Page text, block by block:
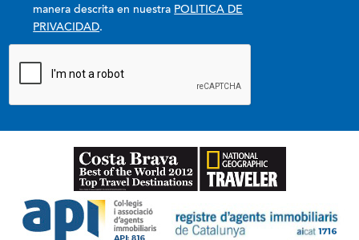
manera descrita en nuestra POLITICA DE
PRIVACIDAD.